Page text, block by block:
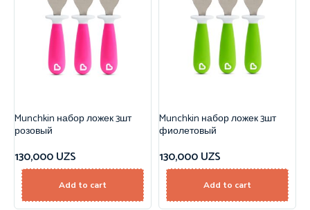
Munchkin набор ложек 3шт
розовый
130,000UZS
Add to cart
Munchkin набор ложек 3шт
фиолетовый
130,000UZS
Add to cart